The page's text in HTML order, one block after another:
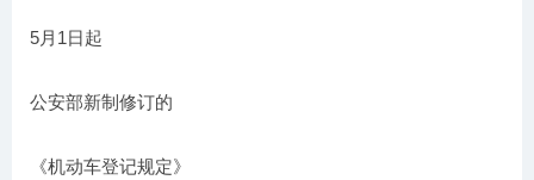
5月1日起
公安部新制修订的
《机动车登记规定》